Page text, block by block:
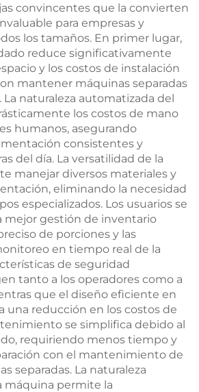
convincentes que la convierten
para empresas y
los tamaños. En primer lugar,
reduce significativamente
y los costos de instalación
mantener máquinas separadas
La naturaleza automatizada del
los costos de mano
humanos, asegurando
consistentes y
del día. La versatilidad de la
manejar diversos materiales y
eliminando la necesidad
especializados. Los usuarios se
mejor gestión de inventario
de porciones y las
en tiempo real de la
de seguridad
tanto a los operadores como a
que el diseño eficiente en
una reducción en los costos de
se simplifica debido al
requiriendo menos tiempo y
con el mantenimiento de
separadas. La naturaleza
máquina permite la